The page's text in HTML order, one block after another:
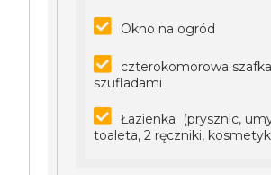
Okno na ogród
czterokomorowa
szufladami
Łazienka (prysznic,
toaleta, 2 ręczniki,